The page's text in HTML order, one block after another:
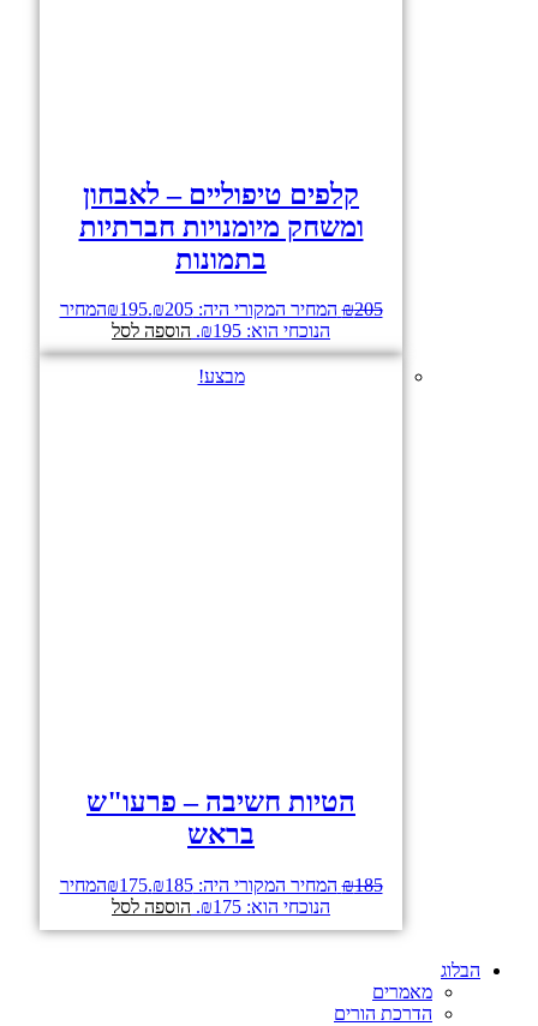
קלפים טיפוליים – לאבחון
ומשחק מיומנויות חברתיות
בתמונות
₪205 המחיר המקורי היה: ₪205. ₪195
המחיר
הנוכחי הוא: ₪195.
הוספה לסל
מבצע!
הטיות חשיבה – פרעו"ש
בראש
₪185 המחיר המקורי היה: ₪185. ₪175
המחיר
הנוכחי הוא: ₪175.
הוספה לסל
הבלוג
מאמרים
הדרכת הורים